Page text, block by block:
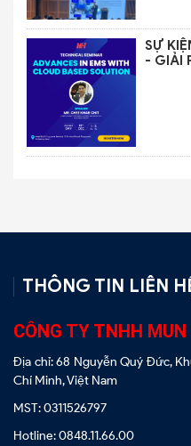
SỰ
- GIẢI
THÔNG TIN LIÊN
CÔNG TY TNHH
Địa chỉ: 68 Nguyễn Quý Đức,
Chí Minh, Việt Nam
MST: 0311526797
Hotline: 0848.11.66.00